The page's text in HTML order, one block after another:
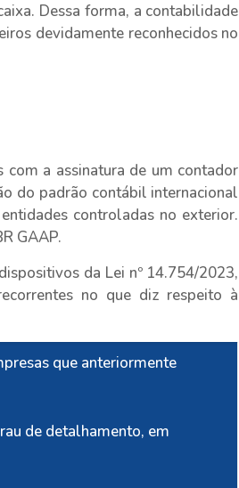
Dessa forma, a contabilidade
devidamente reconhecidos no
a assinatura de um contador
do padrão contábil internacional
controladas no exterior.
GAAP.
da Lei nº 14.754/2023,
no que diz respeito à
que anteriormente
de detalhamento, em